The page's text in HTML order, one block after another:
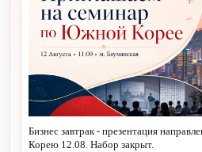
Бизнес завтрак - презентация
Корею 12.08. Набор закрыт.